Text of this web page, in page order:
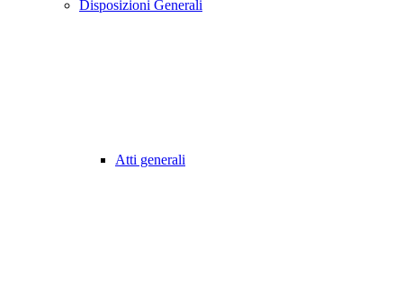
Disposizioni Generali
Atti generali